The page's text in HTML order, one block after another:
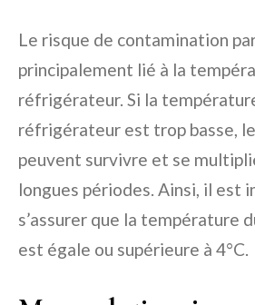
Le risque de contamination
principalement lié à la
réfrigérateur. Si la
réfrigérateur est trop basse,
peuvent survivre et se
longues périodes. Ainsi, il est
s’assurer que la température
est égale ou supérieure à 4°C.